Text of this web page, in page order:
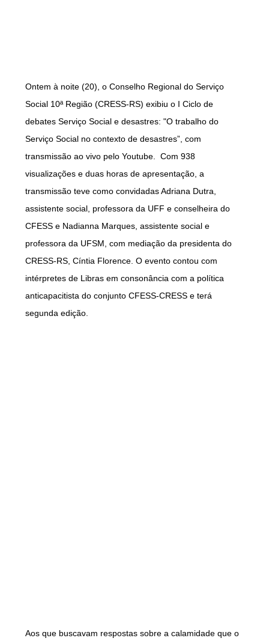
Ontem à noite (20), o Conselho Regional do Serviço
Social 10ª Região (CRESS-RS) exibiu o I Ciclo de
debates Serviço Social e desastres: "O trabalho do
Serviço Social no contexto de desastres”, com
transmissão ao vivo pelo Youtube. Com 938
visualizações e duas horas de apresentação, a
transmissão teve como convidadas Adriana Dutra,
assistente social, professora da UFF e conselheira do
CFESS e Nadianna Marques, assistente social e
professora da UFSM, com mediação da presidenta do
CRESS-RS, Cíntia Florence. O evento contou com
intérpretes de Libras em consonância com a política
anticapacitista do conjunto CFESS-CRESS e terá
segunda edição.
Aos que buscavam respostas sobre a calamidade que o